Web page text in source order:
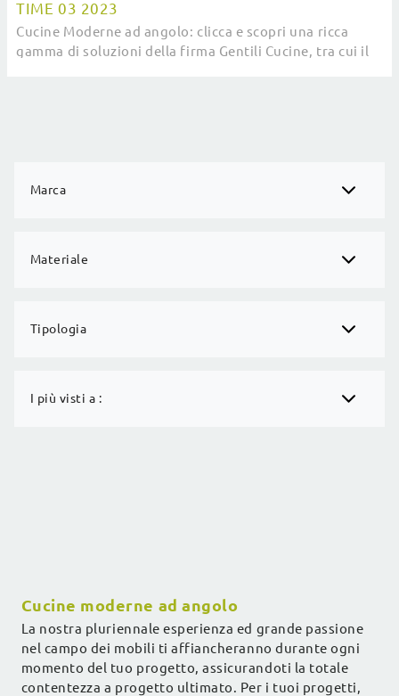
Marca
Materiale
Tipologia
I più visti a :
TIME 03 2023
Cucine Moderne ad angolo: clicca e scopri una ricca
gamma di soluzioni della firma Gentili Cucine, tra cui il
Cucine moderne ad angolo
La nostra pluriennale esperienza ed grande passione
nel campo dei mobili ti affiancheranno durante ogni
momento del tuo progetto, assicurandoti la totale
contentezza a progetto ultimato. Per i tuoi progetti,